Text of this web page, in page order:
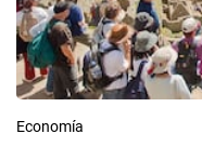
Economía